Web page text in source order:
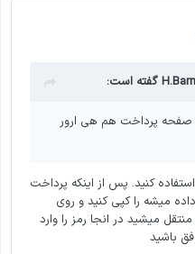
گفته است:
صفحه پرداخت هم هی ارور
کنید. پس از اینکه پرداخت
میشه را کپی کنید و روی
میشید در انجا رمز را وارد
باشید